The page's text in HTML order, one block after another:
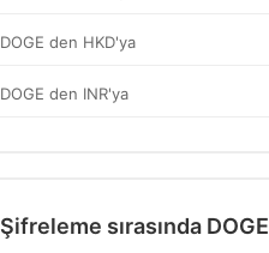
DOGE den HKD'ya
DOGE den INR'ya
Şifreleme sırasında DOGE